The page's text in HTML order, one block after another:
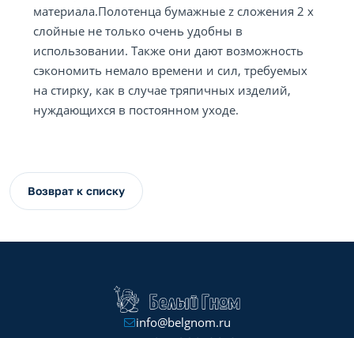
материала.Полотенца бумажные z сложения 2 х
слойные не только очень удобны в
использовании. Также они дают возможность
сэкономить немало времени и сил, требуемых
на стирку, как в случае тряпичных изделий,
нуждающихся в постоянном уходе.
Возврат к списку
info@belgnom.ru